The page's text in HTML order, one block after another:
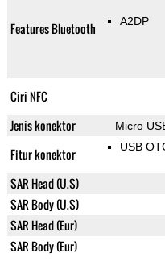
Features Bluetooth A2DP
Ciri NFC
Jenis konektor Micro
Fitur konektor USB
SAR Head (U.S)
SAR Body (U.S)
SAR Head (Eur)
SAR Body (Eur)